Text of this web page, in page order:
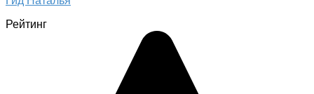
Рейтинг